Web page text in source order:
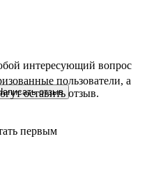
интересующий вопрос
отзыв
пользователи, а
оставить отзыв.
первым